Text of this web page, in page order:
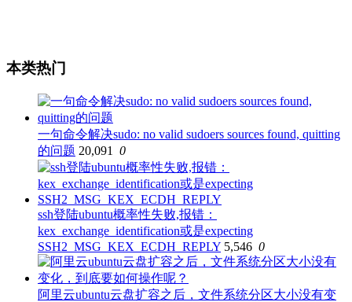
本类热门
一句命令解决sudo: no valid sudoers sources found, quitting
的问题 20,091 0
ssh登陆ubuntu概率性失败,报错：
kex_exchange_identification或是expecting
SSH2_MSG_KEX_ECDH_REPLY 5,546 0
阿里云ubuntu云盘扩容之后，文件系统分区大小没有变